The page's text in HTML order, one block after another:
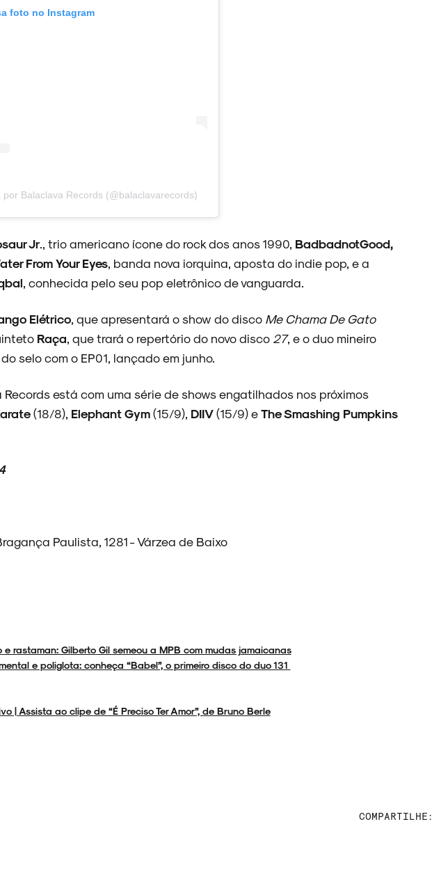
foto no Instagram
Balaclava Records (@balaclavarecords)
Jr ., trio americano ícone do rock dos anos 1990, BadbadnotGood,
From Your Eyes , banda nova iorquina, aposta do indie pop, e a
, conhecida pelo seu pop eletrônico de vanguarda.
Elétrico , que apresentará o show do disco Me Chama De Gato
Raça , que trará o repertório do novo disco 27, e o duo mineiro
selo com o EP01, lançado em junho.
está com uma série de shows engatilhados nos próximos
(18/8), Elephant Gym(15/9), DIIV(15/9) eThe Smashing Pumpkins
Paulista, 1281 - Várzea de Baixo
e rastaman: Gilberto Gil semeou a MPB com mudas jamaicanas
e poliglota: conheça “Babel”, o primeiro disco do duo 131
| Assista ao clipe de “É Preciso Ter Amor”, de Bruno Berle
COMPARTILHE: